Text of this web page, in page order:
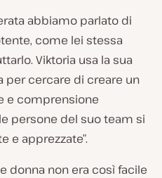
abbiamo parlato di
come lei stessa
Viktoria usa la sua
per cercare di creare un
e comprensione
persone del suo team si
e apprezzate”.
donna non era così facile